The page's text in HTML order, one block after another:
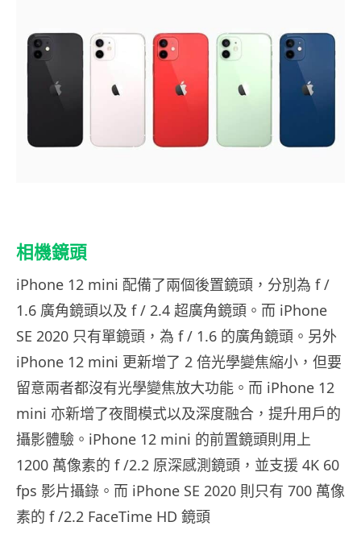
相機鏡頭
iPhone 12 mini 配備了兩個後置鏡頭，分別為 f /
1.6 廣角鏡頭以及 f / 2.4 超廣角鏡頭。而 iPhone
SE 2020 只有單鏡頭，為 f / 1.6 的廣角鏡頭。另外
iPhone 12 mini 更新增了 2 倍光學變焦縮小，但要
留意兩者都沒有光學變焦放大功能。而 iPhone 12
mini 亦新增了夜間模式以及深度融合，提升用戶的
攝影體驗。iPhone 12 mini 的前置鏡頭則用上
1200 萬像素的 f /2.2 原深感測鏡頭，並支援 4K 60
fps 影片攝錄。而 iPhone SE 2020 則只有 700 萬像
素的 f /2.2 FaceTime HD 鏡頭